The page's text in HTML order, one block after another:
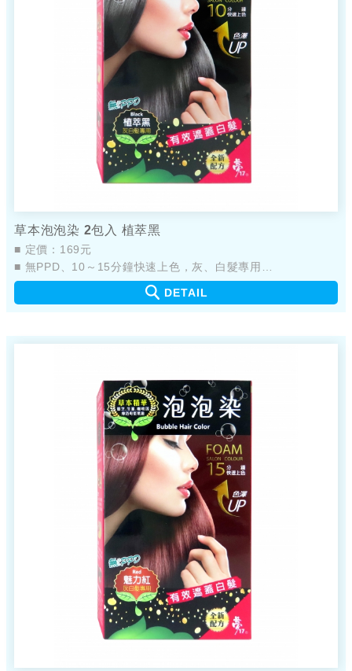
草本泡泡染 2包入 植萃黑
■ 定價：169元
■ 無PPD、10～15分鐘快速上色，灰、白髮專用
■ 新配方，添加植萃草本精華
■ 產品不易嗆鼻、不易刺眼
DETAIL